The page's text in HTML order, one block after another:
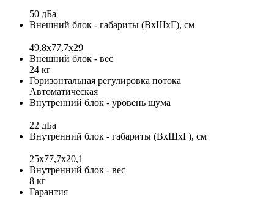
50 дБа
Внешний блок - габариты (ВхШхГ), см
49,8x77,7x29
Внешний блок - вес
24 кг
Горизонтальная регулировка потока
Автоматическая
Внутренний блок - уровень шума
22 дБа
Внутренний блок - габариты (ВхШхГ), см
25x77,7x20,1
Внутренний блок - вес
8 кг
Гарантия